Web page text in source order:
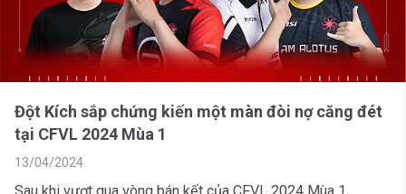
Đột Kích sắp chứng kiến một màn đòi nợ căng đét
tại CFVL 2024 Mùa 1
13/04/2024